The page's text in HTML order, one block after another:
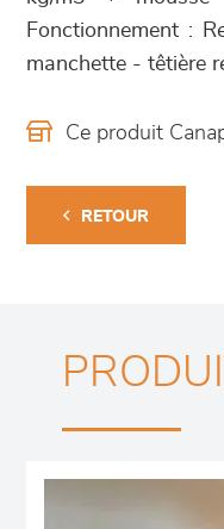
Fonctionnement :
manchette - têtière
Ce produit
RETOUR